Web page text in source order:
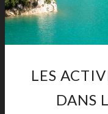
LES
DANS